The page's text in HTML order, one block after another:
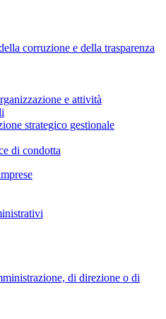
corruzione e della trasparenza
e attività
strategico gestionale
di condotta
di direzione o di